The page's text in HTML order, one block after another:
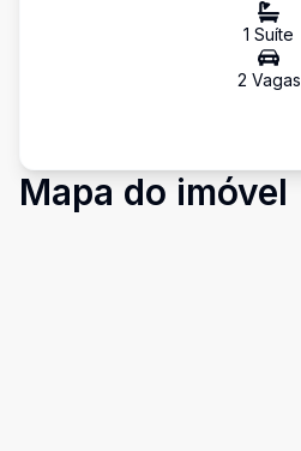
1 Suíte
2 Vagas
Mapa do imóvel